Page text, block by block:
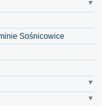
Sośnicowice